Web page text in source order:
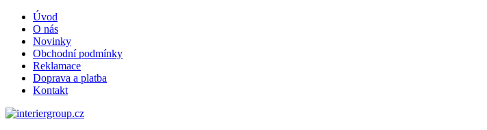
Úvod
O nás
Novinky
Obchodní podmínky
Reklamace
Doprava a platba
Kontakt